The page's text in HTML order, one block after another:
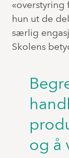
«overstyring
hun ut de
særlig
Skolens
og å